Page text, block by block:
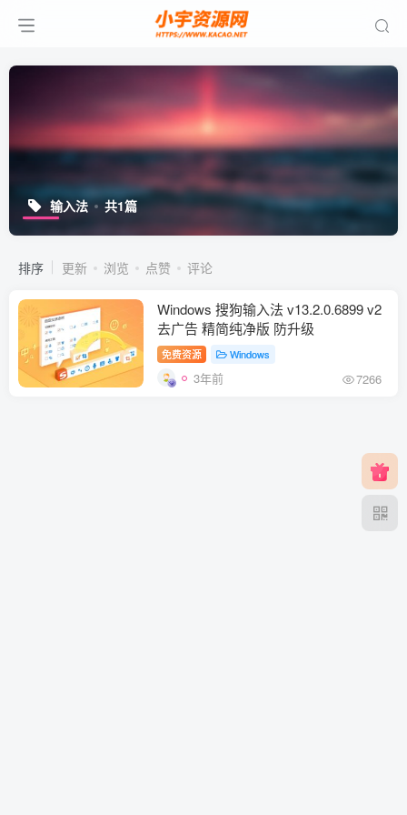
输入法 共1篇
排序 更新 浏览 点赞 评论
Windows 搜狗输入法 v13.2.0.6899 v2
去广告 精简纯净版 防升级
免费资源 Windows
3年前 7266